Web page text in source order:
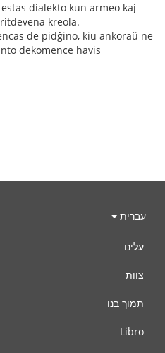
dialekto kun armeo kaj
kreola.
de pidĝino, kiu ankoraŭ ne
dekomence havis
עברית
עלינו
צוות
תמוך בנו
Libro